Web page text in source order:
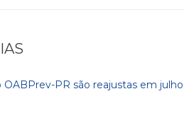
PR são reajustas em julho